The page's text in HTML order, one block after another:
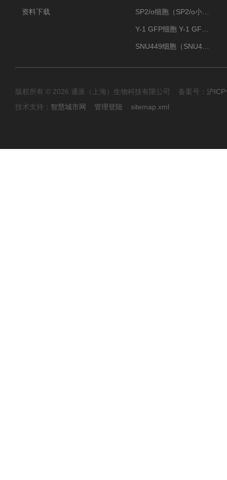
资料下载
版权所有 © 2026 通派（上海）生物科技有限公司 备案号： 沪
技术支持： 智慧城市网 管理登陆 sitemap.xml